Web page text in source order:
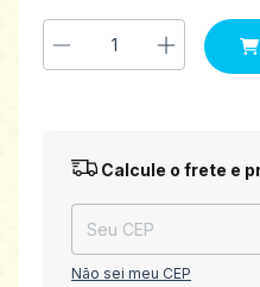
Entregas para o CEP:
Calcule o frete e
Não sei meu CEP